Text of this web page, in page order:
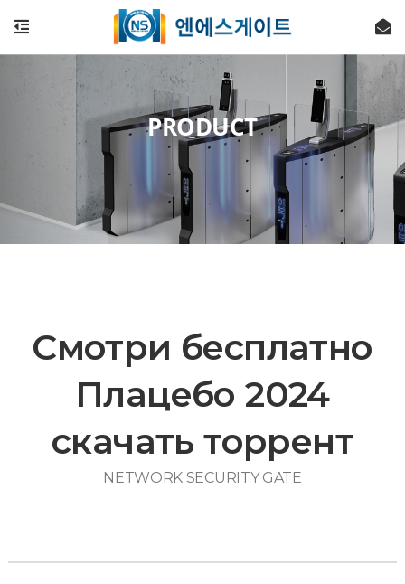
PRODUCT
Смотри бесплатно
Плацебо 2024
скачать торрент
NETWORK SECURITY GATE